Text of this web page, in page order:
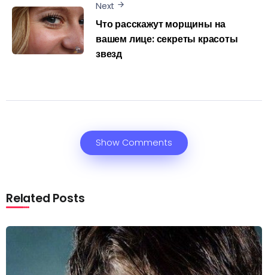
Next
Что расскажут морщины на
вашем лице: секреты красоты
звезд
Show Comments
Related Posts